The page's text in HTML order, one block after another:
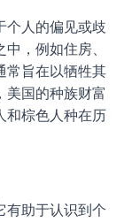
个人的偏见或歧
，例如住房、
常旨在以牺牲其
美国的种族财富
和棕色人种在历
有助于认识到个